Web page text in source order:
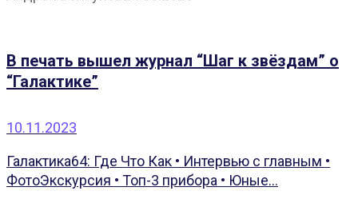
В печать вышел журнал “Шаг к звёздам” о
“Галактике”
10.11.2023
Галактика64: Где Что Как • Интервью с главным •
ФотоЭкскурсия • Топ-3 прибора • Юные...